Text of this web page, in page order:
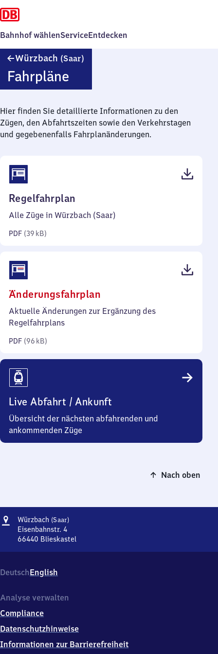
Bahnhof wählenServiceEntdecken
Würzbach (Saar)
Fahrpläne
Hier finden Sie detaillierte Informationen zu den
Zügen, den Abfahrtszeiten sowie den Verkehrstagen
und gegebenenfalls Fahrplanänderungen.
Regelfahrplan
39
Alle Züge in Würzbach (Saar)
PDF (39 kB)
Änderungsfahrplan
96
Aktuelle Änderungen zur Ergänzung des
Regelfahrplans
PDF (96 kB)
Live Abfahrt / Ankunft
Übersicht der nächsten abfahrenden und
ankommenden Züge
Nach oben
Adresse
Würzbach (Saar)Würzbach
Eisenbahnstr. 4
66440 Blieskastel
Eisenbahnstr.
4,
6
4
0
DeutschEnglish
Analyse verwalten
Compliance
Datenschutzhinweise
Informationen zur Barrierefreiheit